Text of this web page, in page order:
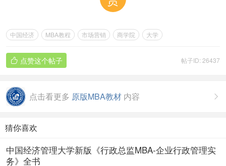
中国经济 MBA教程 市场营销 商学院 大学
帖子ID: 26437
 点赞这个帖子

点击看更多 原版MBA教材 内容
猜你喜欢
中国经济管理大学新版《行政总监MBA-企业行政管理实
务》全书